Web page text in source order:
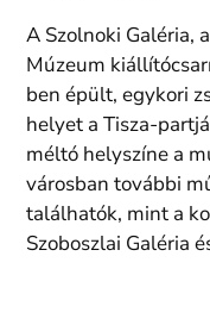
A Szolnoki Galéria,
Múzeum
ben épült, egykori
helyet a Tisza-
méltó helyszíne a
városban további
találhatók, mint a
Szoboszlai Galéria